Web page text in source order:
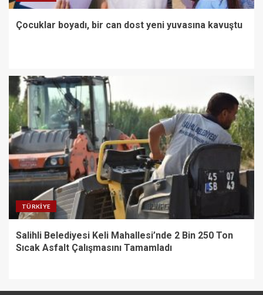
Çocuklar boyadı, bir can dost yeni yuvasına kavuştu
TÜRKIYE
Salihli Belediyesi Keli Mahallesi’nde 2 Bin 250 Ton
Sıcak Asfalt Çalışmasını Tamamladı